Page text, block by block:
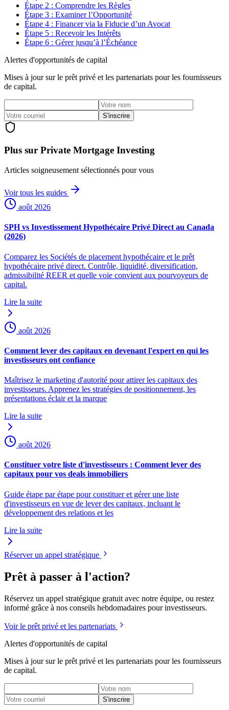
Étape 2 : Comprendre les Règles
Étape 3 : Examiner l’Opportunité
Étape 4 : Financer via la Fiducie d’un Avocat
Étape 5 : Recevoir les Intérêts
Étape 6 : Gérer jusqu’à l’Échéance
Alertes d'opportunités de capital
Mises à jour sur le prêt privé et les partenariats pour les fournisseurs
de capital.
S'inscrire
Plus sur Private Mortgage Investing
Articles soigneusement sélectionnés pour vous
Voir tous les guides
août 2026
SPH vs Investissement Hypothécaire Privé Direct au Canada
(2026)
Comparez les Sociétés de placement hypothécaire et le prêt
hypothécaire privé direct. Contrôle, liquidité, diversification,
admissibilité REER et quelle voie convient aux pourvoyeurs de
capital.
Lire la suite
août 2026
Comment lever des capitaux en devenant l'expert en qui les
investisseurs ont confiance
Maîtrisez le marketing d'autorité pour attirer les capitaux des
investisseurs. Apprenez les stratégies de positionnement, les
présentations éclair et la marque
Lire la suite
août 2026
Constituer votre liste d'investisseurs : Comment lever des
capitaux pour vos deals immobiliers
Guide étape par étape pour constituer et gérer une liste
d'investisseurs en vue de lever des capitaux, incluant le
développement des relations et les
Lire la suite
Réserver un appel stratégique
Prêt à passer à l'action?
Réservez un appel stratégique gratuit avec notre équipe, ou restez
informé grâce à nos conseils hebdomadaires pour investisseurs.
Voir le prêt privé et les partenariats
Alertes d'opportunités de capital
Mises à jour sur le prêt privé et les partenariats pour les fournisseurs
de capital.
S'inscrire